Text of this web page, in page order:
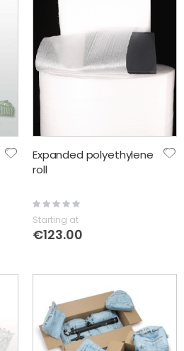
Expanded polyethylene
roll
Rating:
Starting at
€123.00